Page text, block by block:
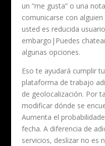
un “me gusta” o una
comunicarse con
usted es reducida
embargo|Puedes
algunas opciones.
Eso te ayudará cumplir
plataforma de trabajo
de geolocalización. Por
modificar dónde se
Aumenta el
fecha. A diferencia de
servicios, deslizar no es